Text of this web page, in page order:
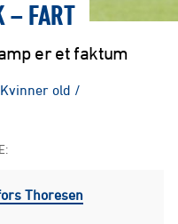
– FART
er et faktum
old /
Thoresen